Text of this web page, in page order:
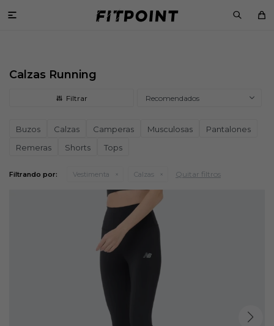

Calzas Running
Recomendados
Buzos Calzas Camperas Musculosas
Pantalones
Remeras
Shorts Tops
Filtrando por: Vestimenta Calzas Quitar filtros